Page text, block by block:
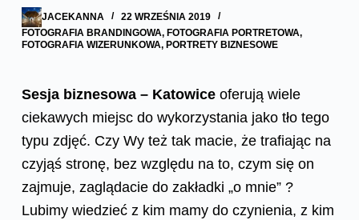
JACEKANNA
22 WRZEŚNIA 2019
FOTOGRAFIA BRANDINGOWA, FOTOGRAFIA PORTRETOWA,
FOTOGRAFIA WIZERUNKOWA, PORTRETY BIZNESOWE
Sesja biznesowa – Katowice oferują wiele
ciekawych miejsc do wykorzystania jako tło tego
typu zdjęć. Czy Wy też tak macie, że trafiając na
czyjąś stronę, bez względu na to, czym się on
zajmuje, zaglądacie do zakładki „o mnie” ?
Lubimy wiedzieć z kim mamy do czynienia, z kim